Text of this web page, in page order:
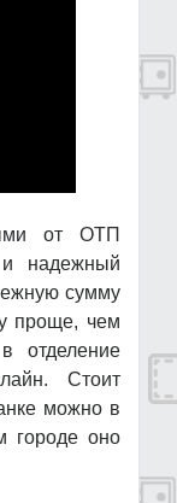
от ОТП
надежный
сумму
проще, чем
отделение
Стоит
можно в
городе оно